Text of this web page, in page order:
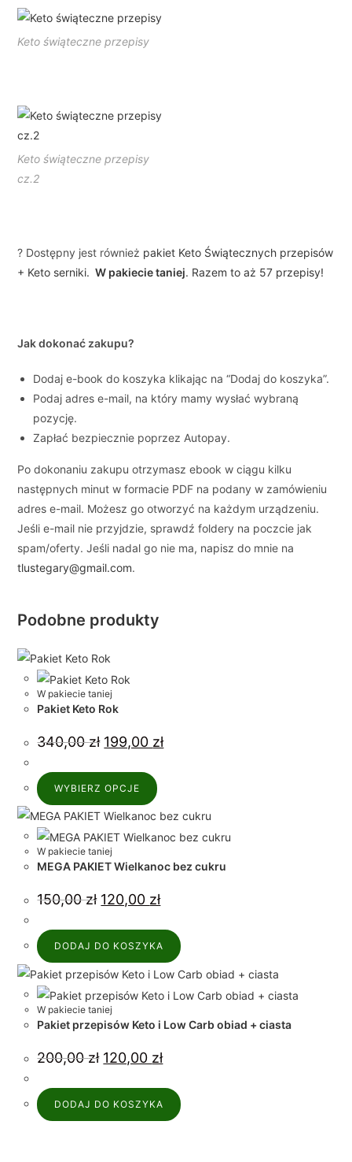
Keto świąteczne przepisy
Keto świąteczne przepisy
cz.2
? Dostępny jest również pakiet Keto Świątecznych przepisów
+ Keto serniki. W pakiecie taniej. Razem to aż 57 przepisy!
Jak dokonać zakupu?
Dodaj e-book do koszyka klikając na “Dodaj do koszyka”.
Podaj adres e-mail, na który mamy wysłać wybraną
pozycję.
Zapłać bezpiecznie poprzez Autopay.
Po dokonaniu zakupu otrzymasz ebook w ciągu kilku
następnych minut w formacie PDF na podany w zamówieniu
adres e-mail. Możesz go otworzyć na każdym urządzeniu.
Jeśli e-mail nie przyjdzie, sprawdź foldery na poczcie jak
spam/oferty. Jeśli nadal go nie ma, napisz do mnie na
tlustegary@gmail.com.
Podobne produkty
W pakiecie taniej
Pakiet Keto Rok
340,00zł 199,00 zł
WYBIERZ OPCJE
W pakiecie taniej
MEGA PAKIET Wielkanoc bez cukru
150,00zł 120,00 zł
DODAJ DO KOSZYKA
W pakiecie taniej
Pakiet przepisów Keto i Low Carb obiad + ciasta
200,00zł 120,00 zł
DODAJ DO KOSZYKA